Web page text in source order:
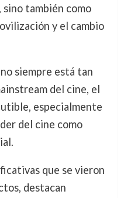
también como
y el cambio
siempre está tan
del cine, el
especialmente
del cine como
que se vieron
destacan